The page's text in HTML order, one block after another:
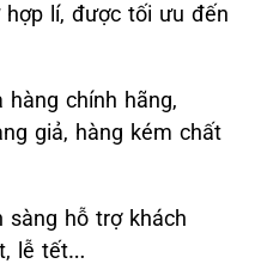
lí, được tối ưu đến
hàng chính hãng,
giả, hàng kém chất
sàng hỗ trợ khách
lễ tết…